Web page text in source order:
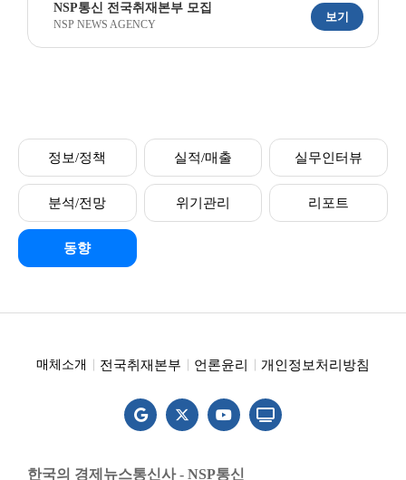
NSP통신 전국취재본부 모집
NSP NEWS AGENCY
보기
정보/정책 실적/매출 실무인터뷰
분석/전망 위기관리 리포트
동향
매체소개 전국취재본부 언론윤리 개인정보처리방침
한국의 경제뉴스통신사 - NSP통신